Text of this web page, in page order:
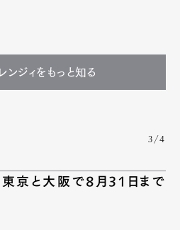
ンジィをもっと知る
3/4
東京と大阪で8月31日まで